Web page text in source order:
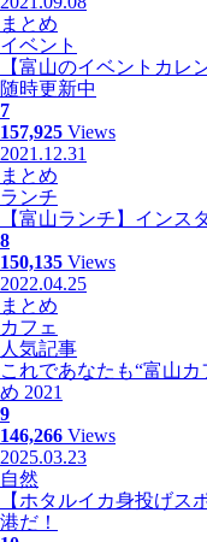
まとめ
イベント
【富山のイベントカレ
随時更新中
7
157,925 Views
2021.12.31
まとめ
ランチ
【富山ランチ】インス
8
150,135 Views
2022.04.25
まとめ
カフェ
人気記事
これであなたも“富山
め 2021
9
146,266 Views
2025.03.23
自然
【ホタルイカ身投げス
港だ！